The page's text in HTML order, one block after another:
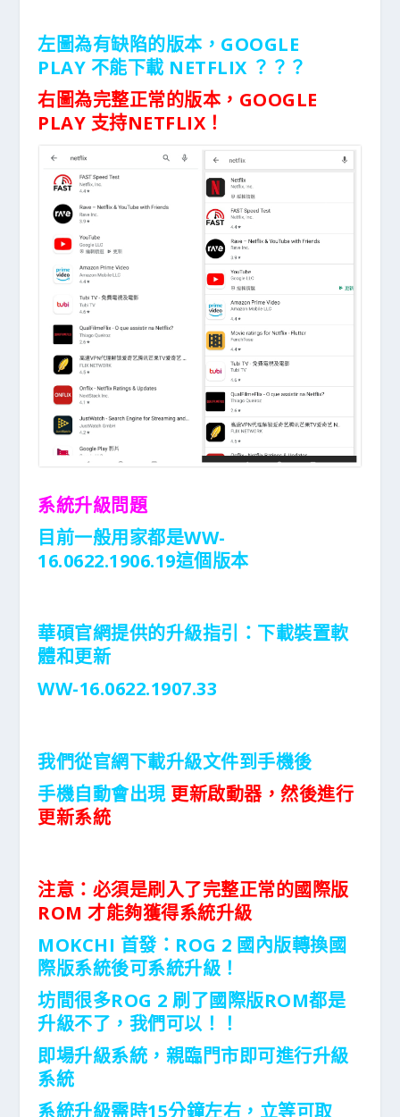
左圖為有缺陷的版本，GOOGLE
PLAY 不能下載 NETFLIX ？？？
右圖為完整正常的版本， GOOGLE
PLAY 支持NETFLIX！
系統升級問題
目前一般用家都是WW-
16.0622.1906.19這個版本
華碩官網提供的升級指引：下載裝置軟
體和更新
WW-16.0622.1907.33
我們從官網下載升級文件到手機後
手機自動會出現更新啟動器，然後進行
更新系統
注意：必須是刷入了完整正常的國際版
ROM 才能夠獲得系統升級
MOKCHI 首發：ROG 2 國內版轉換國
際版系統後可系統升級！
坊間很多ROG 2 刷了國際版ROM都是
升級不了，我們可以！！
即場升級系統，親臨門市即可進行升級
系統
系統升級需時15分鐘左右，立等可取